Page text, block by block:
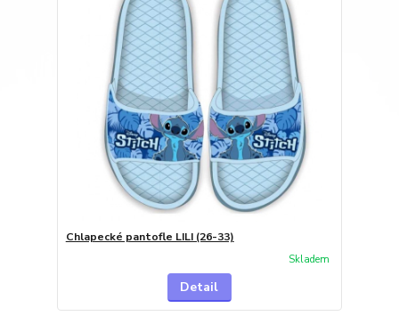
Chlapecké pantofle LILI (26-33)
Skladem
Detail